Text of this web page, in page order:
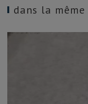
dans la